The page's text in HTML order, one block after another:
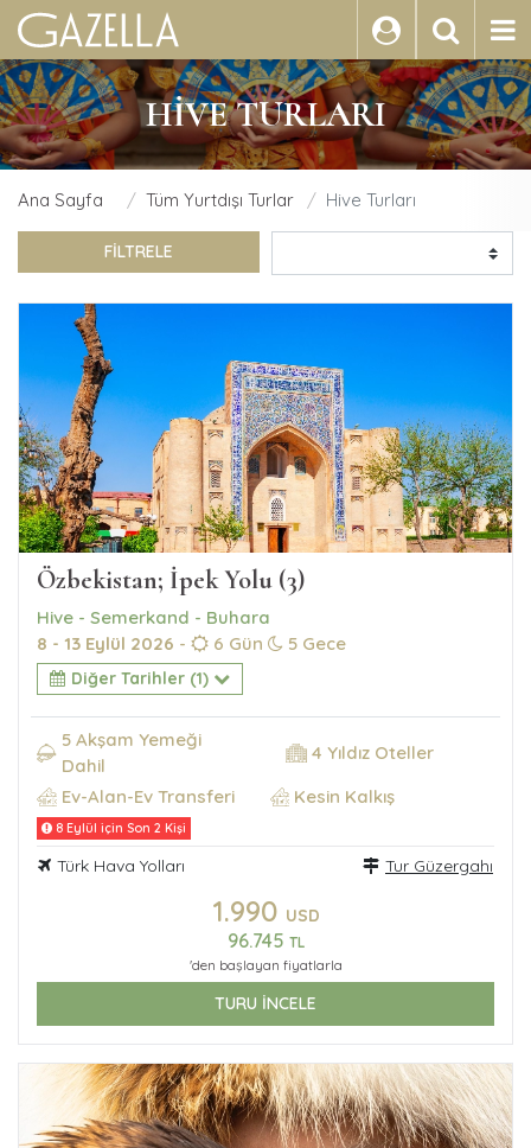
ARA
HIVE TURLARI
Ana Sayfa Tüm Yurtdışı Turlar Hive Turları
FİLTRELE
Özbekistan; İpek Yolu (3)
Hive - Semerkand - Buhara
8 - 13 Eylül 2026 - 6 Gün 5 Gece
Diğer Tarihler (1)
5 Akşam Yemeği
Dahil
4 Yıldız Oteller
Ev-Alan-Ev Transferi
Kesin Kalkış
8 Eylül için Son 2 Kişi
Türk Hava Yolları Tur Güzergahı
1.990 USD
96.745 TL
'den başlayan fiyatlarla
TURU İNCELE